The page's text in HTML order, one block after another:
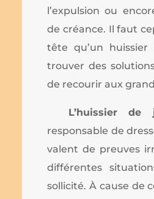
l’expulsion ou
de créance. Il faut
tête qu’un
trouver des
de recourir aux
L’huissier de
responsable de
valent de preuves
différentes
sollicité. À cause de